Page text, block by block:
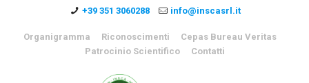
+39 351 3060288 info@inscasrl.it
Organigramma Riconoscimenti
Cepas Bureau Veritas
Patrocinio Scientifico
Contatti